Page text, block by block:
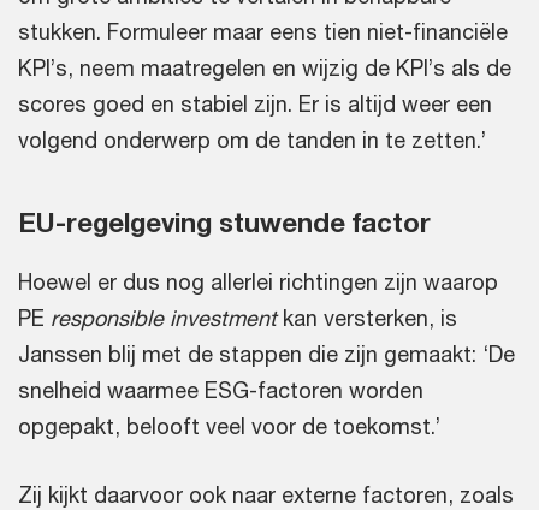
stukken. Formuleer maar eens tien niet-financiële
KPI’s, neem maatregelen en wijzig de KPI’s als de
scores goed en stabiel zijn. Er is altijd weer een
volgend onderwerp om de tanden in te zetten.’
EU-regelgeving stuwende factor
Hoewel er dus nog allerlei richtingen zijn waarop
PE responsible investmentkan versterken, is
Janssen blij met de stappen die zijn gemaakt: ‘De
snelheid waarmee ESG-factoren worden
opgepakt, belooft veel voor de toekomst.’
Zij kijkt daarvoor ook naar externe factoren, zoals